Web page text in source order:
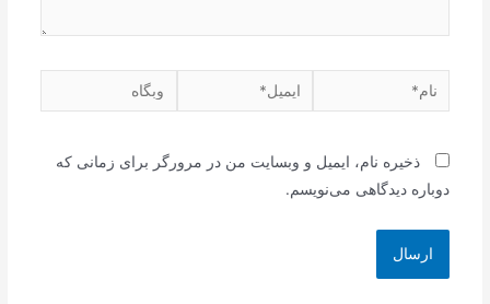
نام* ایمیل* وبگاه
ذخیره نام، ایمیل و وبسایت من در مرورگر برای زمانی که
دوباره دیدگاهی می‌نویسم.